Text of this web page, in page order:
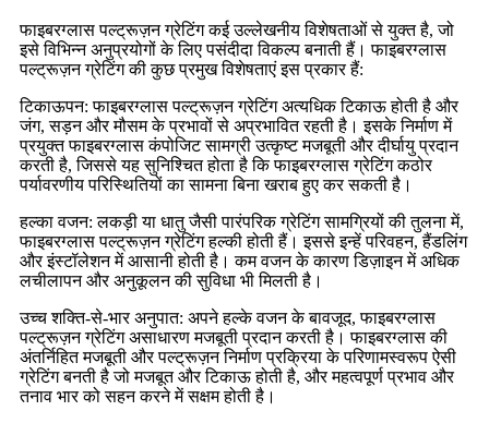
फाइबरग्लास पल्ट्रूज़न ग्रेटिंग कई उल्लेखनीय विशेषताओं से युक्त है, जो
इसे विभिन्न अनुप्रयोगों के लिए पसंदीदा विकल्प बनाती हैं। फाइबरग्लास
पल्ट्रूज़न ग्रेटिंग की कुछ प्रमुख विशेषताएं इस प्रकार हैं:
टिकाऊपन: फाइबरग्लास पल्ट्रूज़न ग्रेटिंग अत्यधिक टिकाऊ होती है और
जंग, सड़न और मौसम के प्रभावों से अप्रभावित रहती है। इसके निर्माण में
प्रयुक्त फाइबरग्लास कंपोजिट सामग्री उत्कृष्ट मजबूती और दीर्घायु प्रदान
करती है, जिससे यह सुनिश्चित होता है कि फाइबरग्लास ग्रेटिंग कठोर
पर्यावरणीय परिस्थितियों का सामना बिना खराब हुए कर सकती है।
हल्का वजन: लकड़ी या धातु जैसी पारंपरिक ग्रेटिंग सामग्रियों की तुलना में,
फाइबरग्लास पल्ट्रूज़न ग्रेटिंग हल्की होती हैं। इससे इन्हें परिवहन, हैंडलिंग
और इंस्टॉलेशन में आसानी होती है। कम वजन के कारण डिज़ाइन में अधिक
लचीलापन और अनुकूलन की सुविधा भी मिलती है।
उच्च शक्ति-से-भार अनुपात: अपने हल्के वजन के बावजूद, फाइबरग्लास
पल्ट्रूज़न ग्रेटिंग असाधारण मजबूती प्रदान करती है। फाइबरग्लास की
अंतर्निहित मजबूती और पल्ट्रूज़न निर्माण प्रक्रिया के परिणामस्वरूप ऐसी
ग्रेटिंग बनती है जो मजबूत और टिकाऊ होती है, और महत्वपूर्ण प्रभाव और
तनाव भार को सहन करने में सक्षम होती है।